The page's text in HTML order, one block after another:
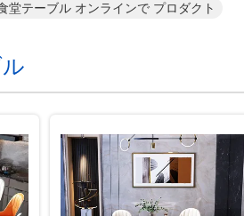
堂テーブル オンラインで プロダクト